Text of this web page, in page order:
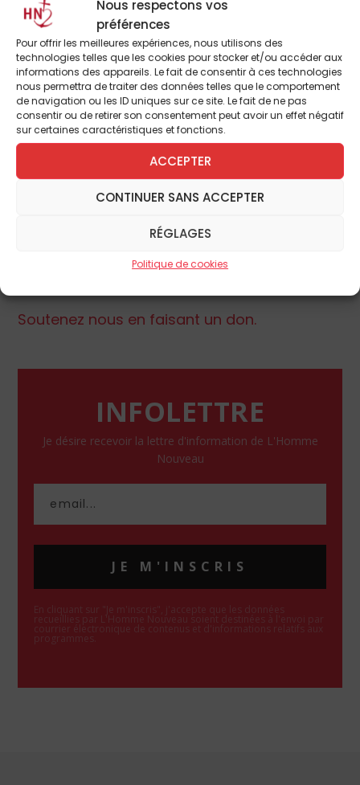
Nous respectons vos
préférences
Pour offrir les meilleures expériences, nous utilisons des
technologies telles que les cookies pour stocker et/ou accéder aux
informations des appareils. Le fait de consentir à ces technologies
nous permettra de traiter des données telles que le comportement
de navigation ou les ID uniques sur ce site. Le fait de ne pas
consentir ou de retirer son consentement peut avoir un effet négatif
sur certaines caractéristiques et fonctions.
ACCEPTER
CONTINUER SANS ACCEPTER
RÉGLAGES
Politique de cookies
Vernier : L’Héritage européen, aux Éditions de
boutique en ligne.
Soutenez nous en faisant un don.
INFOLETTRE
Je désire recevoir la lettre d'information de L'Homme
Nouveau
JE M'INSCRIS
En cliquant sur "Je m'inscris", j'accepte que les données
recueillies par L'Homme Nouveau soient destinées à l'envoi par
courrier électronique de contenus et d'informations relatifs aux
programmes.